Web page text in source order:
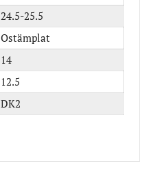
24.5-25.5
Ostämplat
14
12.5
DK2